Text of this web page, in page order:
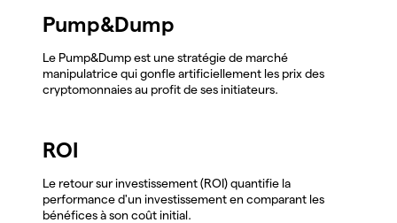
Pump&Dump
Le Pump&Dump est une stratégie de marché
manipulatrice qui gonfle artificiellement les prix des
cryptomonnaies au profit de ses initiateurs.
ROI
Le retour sur investissement (ROI) quantifie la
performance d'un investissement en comparant les
bénéfices à son coût initial.